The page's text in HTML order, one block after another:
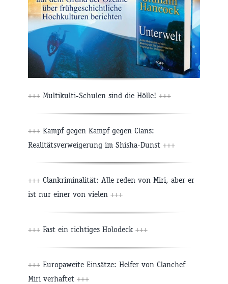
+++ Multikulti-Schulen sind die Hölle! +++
+++ Kampf gegen Kampf gegen Clans:
Realitätsverweigerung im Shisha-Dunst +++
+++ Clankriminalität: Alle reden von Miri, aber er
ist nur einer von vielen +++
+++ Fast ein richtiges Holodeck +++
+++ Europaweite Einsätze: Helfer von Clanchef
Miri verhaftet +++